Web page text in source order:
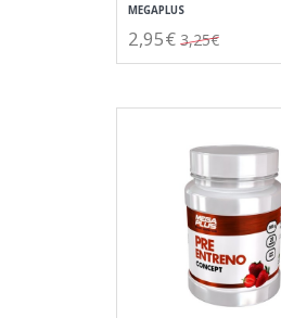
MEGAPLUS
2,95€ 3,25€